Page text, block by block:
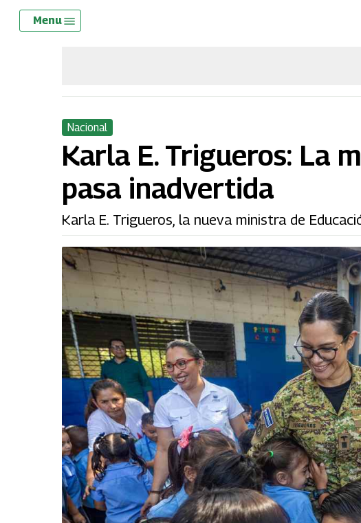
Skip
Menu
Nacional
Karla E. Trigueros: La
pasa inadvertida
Karla E. Trigueros, la nueva ministra de
Menu